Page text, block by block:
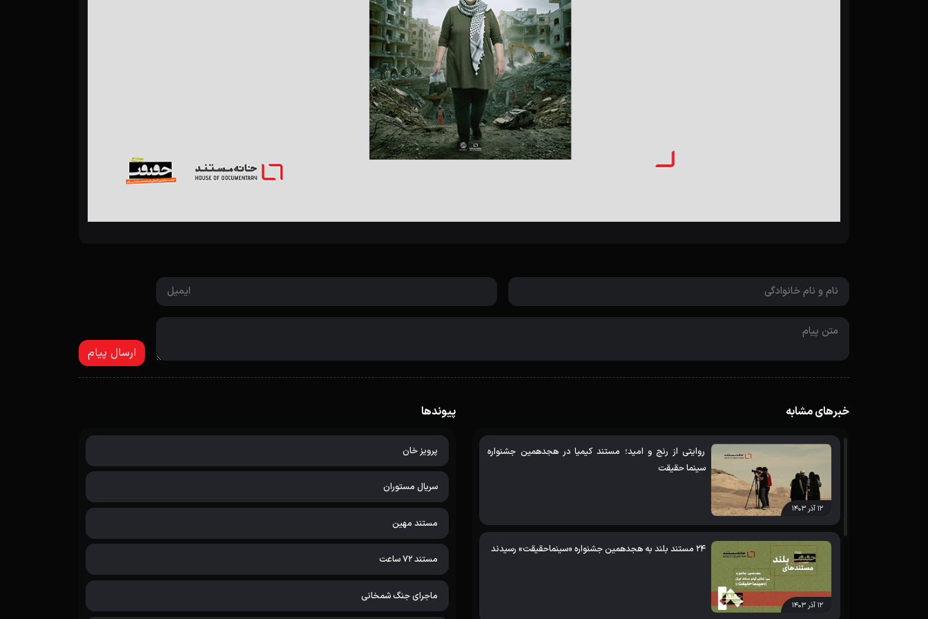
پیوندها
پرویز خان
سریال مستوران
مستند مهین
مستند 72 ساعت
ماجرای جنگ شمخانی
خبرهای مشابه
۱۲ آذر ۱۴۰۳
روایتی از رنج و امید؛ مستند کیمیا در هجدهمین جشنواره
سینما حقیقت
۱۲ آذر ۱۴۰۳
24 مستند ‌بلند به هجدهمین جشنواره «سینماحقیقت» رسیدند